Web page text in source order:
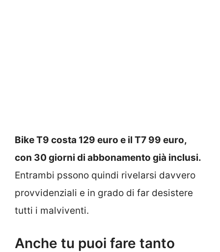
Bike T9 costa 129 euro e il T7 99 euro,
con 30 giorni di abbonamento già inclusi.
Entrambi pssono quindi rivelarsi davvero
provvidenziali e in grado di far desistere
tutti i malviventi.
Anche tu puoi fare tanto